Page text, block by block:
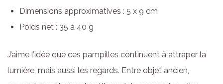
Dimensions approximatives : 5 x 9 cm
Poids net : 35 à 40 g
J’aime l’idée que ces pampilles continuent à attraper la
lumière, mais aussi les regards. Entre objet ancien,